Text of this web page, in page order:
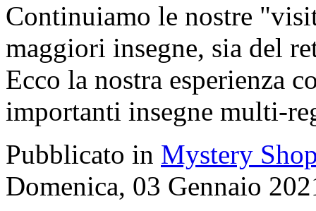
Continuiamo le nostre
maggiori insegne, sia del
Ecco la nostra esperienza
importanti insegne multi-
Pubblicato in Mystery
Domenica, 03 Gennaio